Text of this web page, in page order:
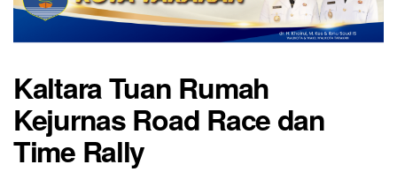
Kaltara Tuan Rumah
Kejurnas Road Race dan
Time Rally